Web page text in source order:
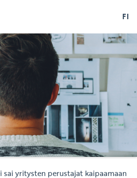
FI
sai yritysten perustajat kaipaamaan